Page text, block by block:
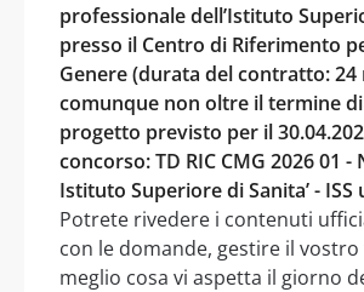
professionale dell’Istituto
presso il Centro di Riferimento
Genere (durata del contratto: 24
comunque non oltre il termine
progetto previsto per il
concorso: TD RIC CMG 2026 01 -
Istituto Superiore di Sanita’ - ISS
Potrete rivedere i contenuti
con le domande, gestire il
meglio cosa vi aspetta il giorno